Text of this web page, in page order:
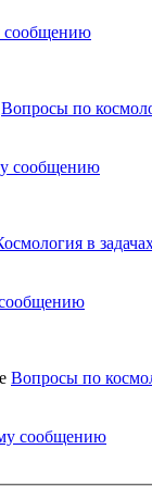
Вопросы по
в
Вопросы по